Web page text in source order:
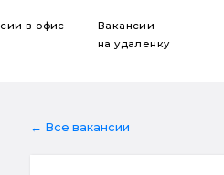
в офис
Вакансии
на удаленку
← Все вакансии